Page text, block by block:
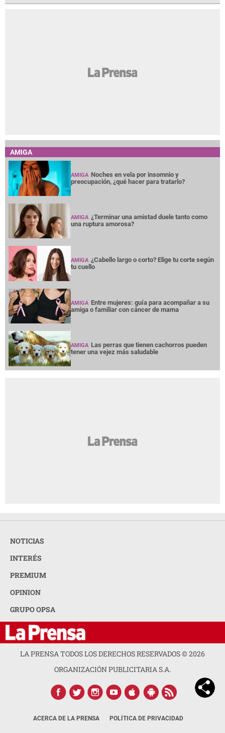
AMIGA
AMIGA Noches en vela por insomnio y
preocupación, ¿qué hacer para tratarlo?
AMIGA ¿Terminar una amistad duele tanto como
una ruptura amorosa?
AMIGA ¿Cabello largo o corto? Elige tu corte según
tu cuello
AMIGA Entre mujeres: guía para acompañar a su
amiga o familiar con cáncer de mama
AMIGA Las perras que tienen cachorros pueden
tener una vejez más saludable
NOTICIAS
INTERÉS
PREMIUM
OPINION
GRUPO OPSA
LA PRENSA TODOS LOS DERECHOS RESERVADOS ©2026
ORGANIZACIÓN PUBLICITARIA S.A.
ACERCA DE LA PRENSA POLÍTICA DE PRIVACIDAD